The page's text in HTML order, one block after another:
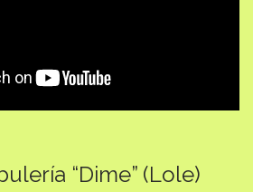
“Dime” (Lole)